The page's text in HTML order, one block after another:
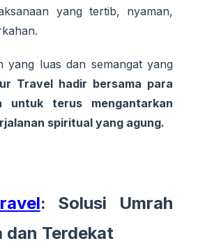
yang tertib, nyaman,
yang luas dan semangat yang
Travel hadir bersama para
untuk terus mengantarkan
spiritual yang agung.
: Solusi Umrah
dan Terdekat